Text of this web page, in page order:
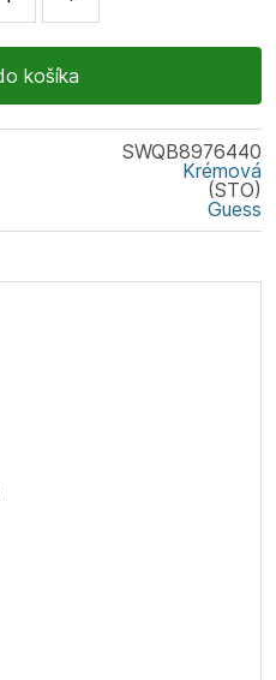
SWQB8976440
Krémová
(STO)
Guess